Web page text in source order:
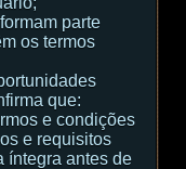
parte
os termos
que:
e condições
e requisitos
íntegra antes de